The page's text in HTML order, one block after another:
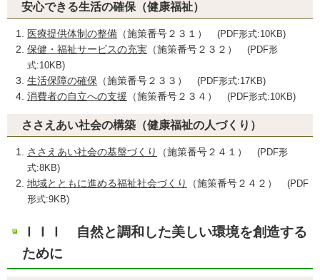
安心できる生活の確保（健康福祉）
医療提供体制の整備 （施策番号２３１） (PDF形式:10KB)
保健・福祉サービスの充実 （施策番号２３２） (PDF形
式:10KB)
生活保障の確保 （施策番号２３３） (PDF形式:17KB)
消費者の自立への支援 （施策番号２３４） (PDF形式:10KB)
ささえあい社会の構築（健康福祉の人づくり）
ささえあい社会の基盤づくり （施策番号２４１） (PDF形
式:8KB)
地域とともに進める福祉社会づくり （施策番号２４２） (PDF
形式:9KB)
ＩＩＩ 自然と調和した美しい環境を創造する
ために